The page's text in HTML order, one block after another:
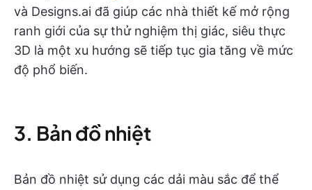
và Designs.ai đã giúp các nhà thiết kế mở rộng
ranh giới của sự thử nghiệm thị giác, siêu thực
3D là một xu hướng sẽ tiếp tục gia tăng về mức
độ phổ biến.
3. Bản đồ nhiệt
Bản đồ nhiệt sử dụng các dải màu sắc để thể